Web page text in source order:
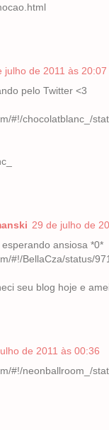
julho de 2011 às 20:07
pelo Twitter <3
#!/chocolatblanc_/
29 de julho de
ansiosa *0*
#!/BellaCza/status/
seu blog hoje e
de 2011 às 00:36
#!/neonballroom_/